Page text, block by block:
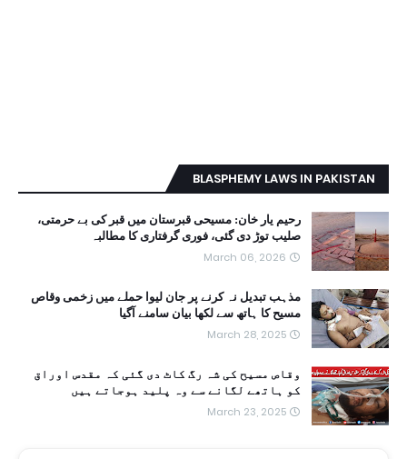
BLASPHEMY LAWS IN PAKISTAN
رحیم یار خان: مسیحی قبرستان میں قبر کی بے حرمتی،
صلیب توڑ دی گئی، فوری گرفتاری کا مطالبہ
March 06, 2026
مذہب تبدیل نہ کرنے پر جان لیوا حملے میں زخمی وقاص
مسیح کا ہاتھ سے لکھا بیان سامنے آگیا
March 28, 2025
وقاص مسیح کی شہ رگ کاٹ دی گئی کہ مقدس اوراق
کو ہاتھے لگانے سے وہ پلید ہوجاتے ہیں
March 23, 2025